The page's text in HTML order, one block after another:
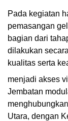
Pada kegiatan
pemasangan
bagian dari
dilakukan
kualitas serta
menjadi akses
Jembatan
Utara, dengan